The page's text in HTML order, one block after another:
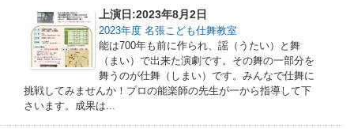
上演日:2023年8月2日
2023年度 名張こども仕舞教室
能は700年も前に作られ、謡（うたい）と舞
（まい）で出来た演劇です。その舞の一部分を
舞うのが仕舞（しまい）です。みんなで仕舞に
挑戦してみませんか！プロの能楽師の先生が一から指導して下
さいます。成果は...